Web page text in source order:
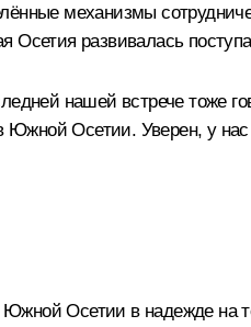
механизмы
Осетия развивалась
нашей встрече тоже
Осетии. Уверен, у
Южной Осетии в надежде на